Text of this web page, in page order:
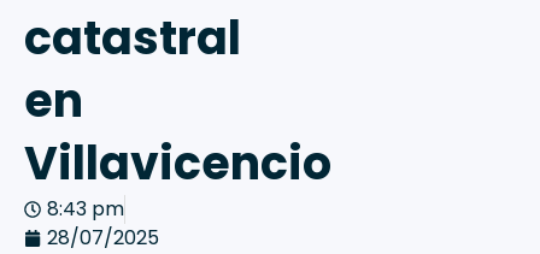
catastral
en
Villavicencio
8:43 pm
28/07/2025